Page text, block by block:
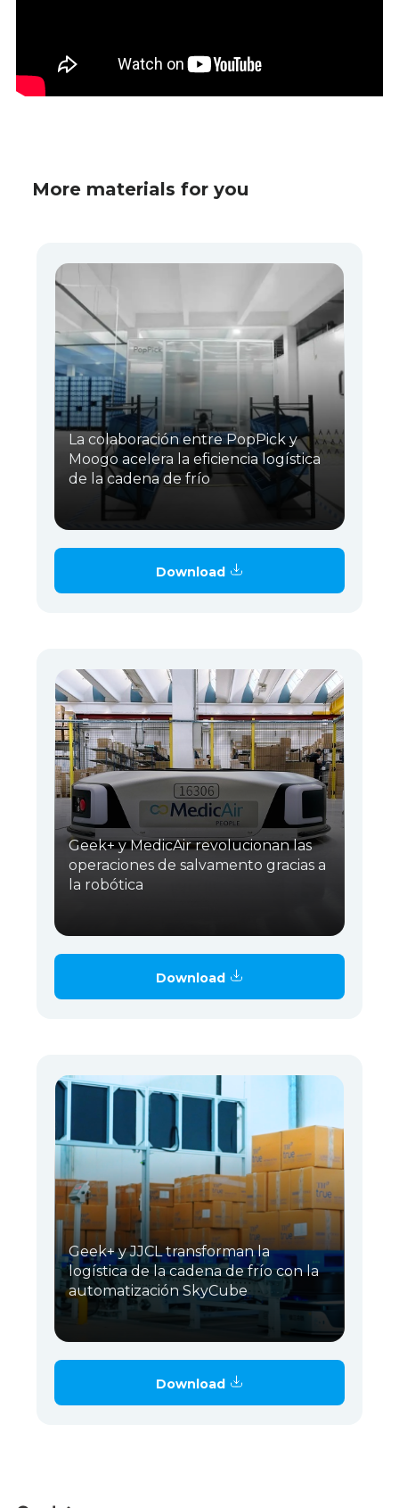
More materials for you
La colaboración entre PopPick y
Moogo acelera la eficiencia logística
de la cadena de frío
Download
Geek+ y MedicAir revolucionan las
operaciones de salvamento gracias a
la robótica
Download
Geek+ y JJCL transforman la
logística de la cadena de frío con la
automatización SkyCube
Download